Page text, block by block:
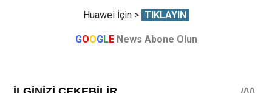
Huawei İçin > TIKLAYIN
GOOGLE News Abone Olun